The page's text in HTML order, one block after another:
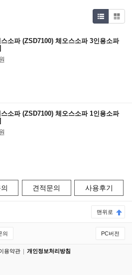
스소파 (ZSD7100) 체오스소파 3인용소파
스소파 (ZSD7100) 체오스소파 1인용소파
견적문의 사용후기
맨위로
의 PC버전
용약관 개인정보처리방침